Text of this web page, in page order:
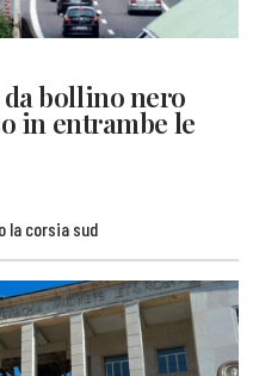
bollino nero
in entrambe le
la corsia sud